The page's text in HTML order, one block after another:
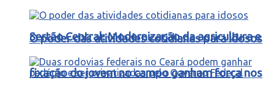
Sertão Central: Modernização da agricultura e
fixação do jovem no campo ganham força nos
O poder das atividades cotidianas para idosos